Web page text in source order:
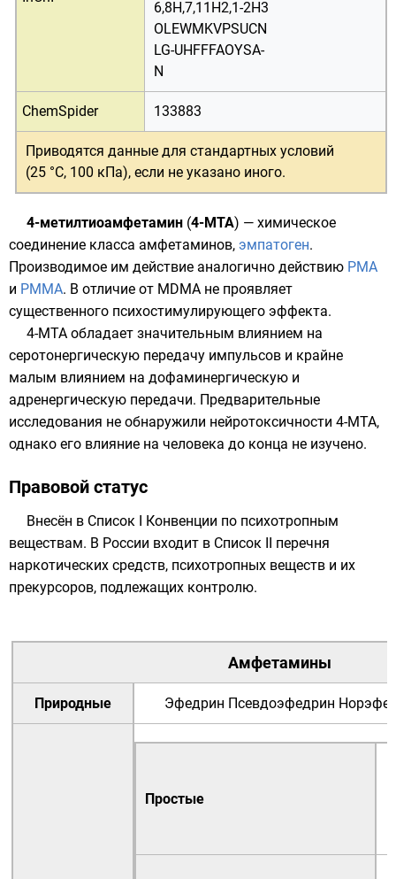
6,8H,7,11H2,1-2H3
OLEWMKVPSUCN
LG-UHFFFAOYSA-
N
ChemSpider 133883
Приводятся данные для стандартных условий
(25 °C, 100 кПа), если не указано иного.
4-метилтиоамфетамин (4-MTA) — химическое
соединение класса амфетаминов, эмпатоген.
Производимое им действие аналогично действию PMA
и PMMA. В отличие от MDMA не проявляет
существенного психостимулирующего эффекта.
4-MTA обладает значительным влиянием на
серотонергическую передачу импульсов и крайне
малым влиянием на дофаминергическую и
адренергическую передачи. Предварительные
исследования не обнаружили нейротоксичности 4-MTA,
однако его влияние на человека до конца не изучено.
Правовой статус
Внесён в Список I Конвенции по психотропным
веществам. В России входит в Список II перечня
наркотических средств, психотропных веществ и их
прекурсоров, подлежащих контролю.
Амфетамины
Природные Эфедрин Псевдоэфедрин
Простые